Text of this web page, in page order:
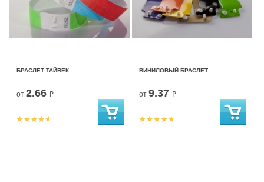
БРАСЛЕТ ТАЙВЕК
от 2.66 ₽
ВИНИЛОВЫЙ БРАСЛЕТ
от 9.37 ₽